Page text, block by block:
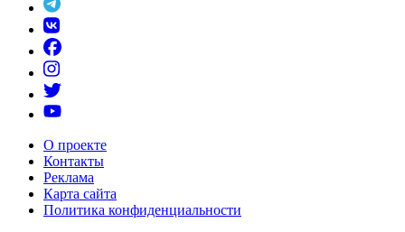
О проекте
Контакты
Реклама
Карта сайта
Политика конфиденциальности